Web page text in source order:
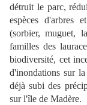
détruit le parc,
espèces d'arbres
(sorbier, muguet,
familles des
biodiversité, cet
d'inondations sur
déjà subi des
sur l'île de Madère.